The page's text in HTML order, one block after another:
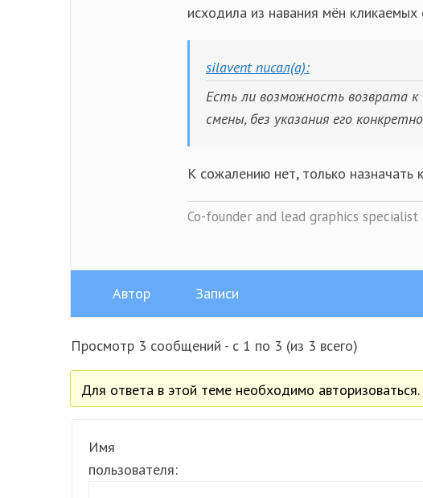
исходила из навания мён кликаемых
silavent писал(а):
Есть ли возможность возврата к
смены, без указания его
К сожалению нет, только назначать
Co-founder and lead graphics
Автор Записи
Просмотр 3 сообщений - с 1 по 3 (из 3 всего)
Для ответа в этой теме необходимо авторизоваться.
Имя
пользователя: